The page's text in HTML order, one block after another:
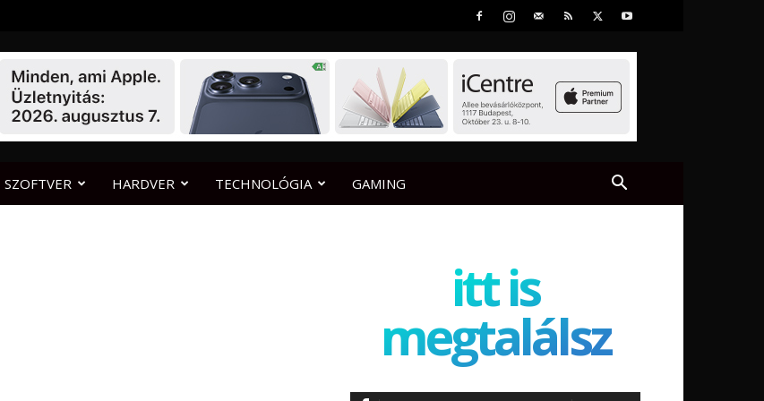
SZOFTVER HARDVER TECHNOLÓGIA GAMING
itt is
megtalálsz